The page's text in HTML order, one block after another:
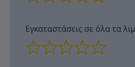
Εγκαταστάσεις σε όλα τα